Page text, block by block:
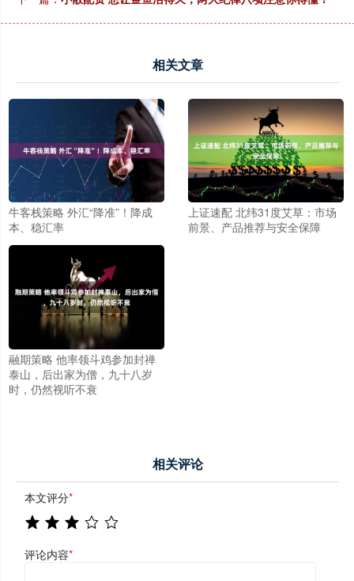
相关文章
牛客栈策略 外汇“降准”！降成
本、稳汇率
上证速配 北纬31度艾草：市场
前景、产品推荐与安全保障
融期策略 他率领斗鸡参加封禅
泰山，后出家为僧，九十八岁
时，仍然视听不衰
相关评论
本文评分*
评论内容*